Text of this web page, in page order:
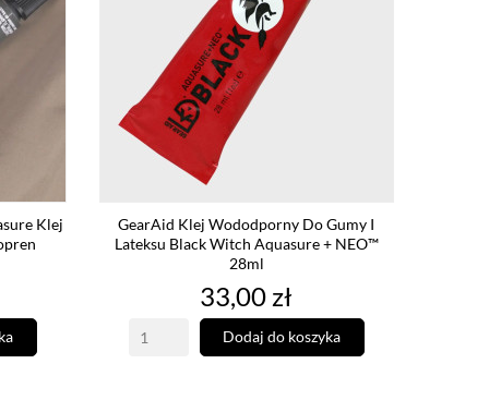
Klej
GearAid Klej Wododporny Do Gumy I
Lateksu Black Witch Aquasure + NEO™
28ml
Cena
33,00 zł
Dodaj do koszyka